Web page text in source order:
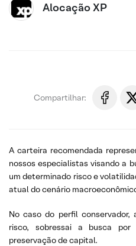
Alocação XP
Compartilhar:
A carteira recomendada
nossos especialistas visando a
um determinado risco e
atual do cenário
No caso do perfil
risco, sobressai a busca por
preservação de capital.